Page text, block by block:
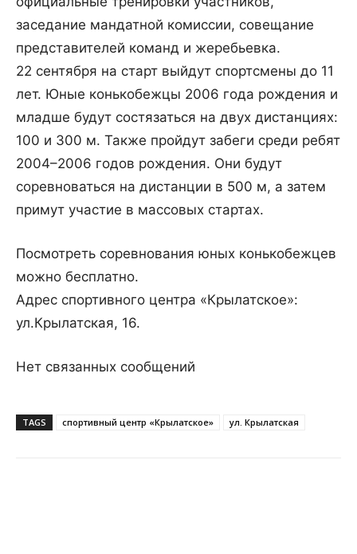
заседание мандатной комиссии, совещание
представителей команд и жеребьевка.
22 сентября на старт выйдут спортсмены до 11
лет. Юные конькобежцы 2006 года рождения и
младше будут состязаться на двух дистанциях:
100 и 300 м. Также пройдут забеги среди ребят
2004–2006 годов рождения. Они будут
соревноваться на дистанции в 500 м, а затем
примут участие в массовых стартах.
Посмотреть соревнования юных конькобежцев
можно бесплатно.
Адрес спортивного центра «Крылатское»:
ул.Крылатская, 16.
Нет связанных сообщений
TAGS спортивный центр «Крылатское» ул. Крылатская